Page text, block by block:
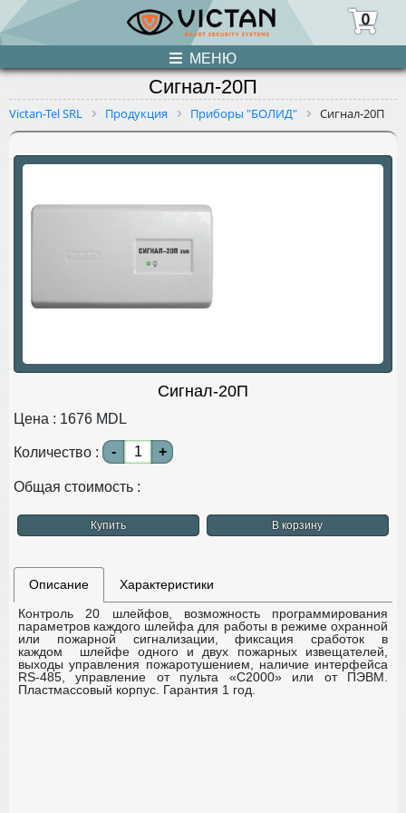
0
МЕНЮ
ПРОДУКЦИЯ
НОВОСТИ
УСЛУГИ
КОНТАКТЫ
Сигнал-20П
Victan-Tel SRL Продукция Приборы "БОЛИД" Сигнал-20П
Сигнал-20П
Цена : 1676 MDL
Количество : - +
Общая стоимость :
Купить В корзину
Описание
Характеристики
Контроль 20 шлейфов, возможность программирования
параметров каждого шлейфа для работы в режиме охранной
или пожарной сигнализации, фиксация сработок в
каждом шлейфе одного и двух пожарных извещателей,
выходы управления пожаротушением, наличие интерфейса
RS-485, управление от пульта «С2000» или от ПЭВМ.
Пластмассовый корпус. Гарантия 1 год.